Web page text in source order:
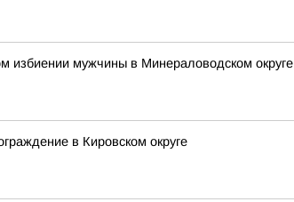
избиении мужчины в Минераловодском округе
в Кировском округе